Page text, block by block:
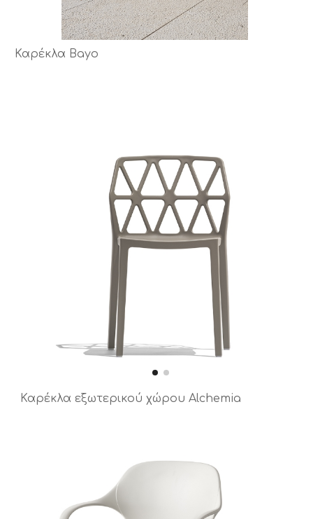
Καρέκλα Bayo
Καρέκλα εξωτερικού χώρου Alchemia